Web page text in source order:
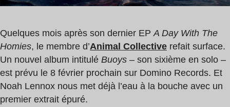
Quelques mois après son dernier EPA Day With The
Homies, le membre d’Animal Collective refait surface.
Un nouvel album intitulé Buoys – son sixième en solo –
est prévu le 8 février prochain sur Domino Records. Et
Noah Lennox nous met déjà l’eau à la bouche avec un
premier extrait épuré.